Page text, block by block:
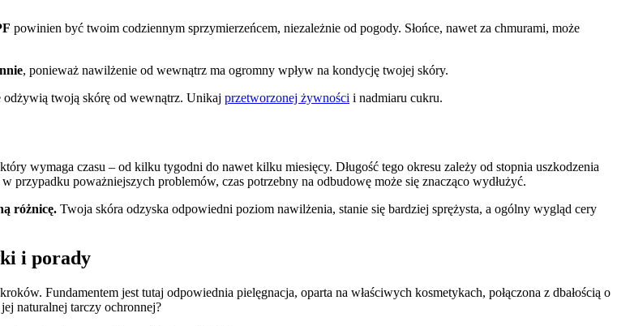
powinien być twoim codziennym sprzymierzeńcem, niezależnie od pogody. Słońce, nawet za chmurami, może
, ponieważ nawilżenie od wewnątrz ma ogromny wpływ na kondycję twojej skóry.
odżywią twoją skórę od wewnątrz. Unikaj przetworzonej żywności i nadmiaru cukru.
wymaga czasu – od kilku tygodni do nawet kilku miesięcy. Długość tego okresu zależy od stopnia uszkodzenia
przypadku poważniejszych problemów, czas potrzebny na odbudowę może się znacząco wydłużyć.
różnicę. Twoja skóra odzyska odpowiedni poziom nawilżenia, stanie się bardziej sprężysta, a ogólny wygląd cery
i porady
Fundamentem jest tutaj odpowiednia pielęgnacja, oparta na właściwych kosmetykach, połączona z dbałością o
naturalnej tarczy ochronnej?